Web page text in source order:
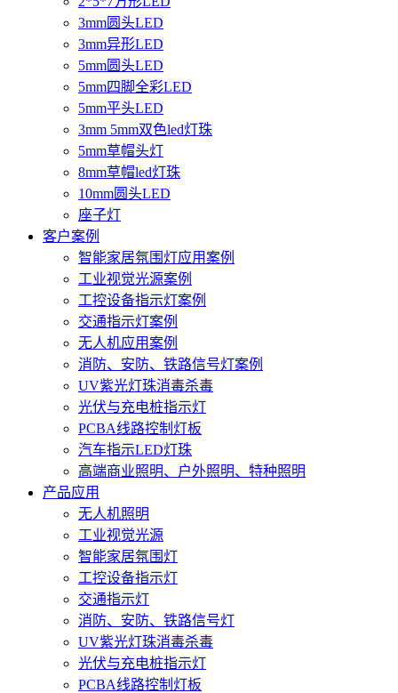
3mm圆头LED
3mm异形LED
5mm圆头LED
5mm四脚全彩LED
5mm平头LED
3mm 5mm双色led灯珠
5mm草帽头灯
8mm草帽led灯珠
10mm圆头LED
座子灯
客户案例
智能家居氛围灯应用案例
工业视觉光源案例
工控设备指示灯案例
交通指示灯案例
无人机应用案例
消防、安防、铁路信号灯案例
UV紫光灯珠消毒杀毒
光伏与充电桩指示灯
PCBA线路控制灯板
汽车指示LED灯珠
高端商业照明、户外照明、特种照明
产品应用
无人机照明
工业视觉光源
智能家居氛围灯
工控设备指示灯
交通指示灯
消防、安防、铁路信号灯
UV紫光灯珠消毒杀毒
光伏与充电桩指示灯
PCBA线路控制灯板